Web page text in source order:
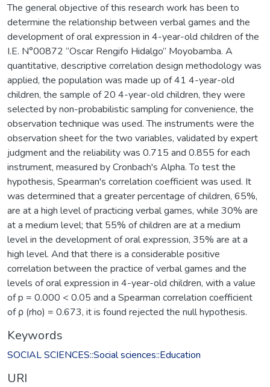
The general objective of this research work has been to
determine the relationship between verbal games and the
development of oral expression in 4-year-old children of the
I.E. N°00872 “Oscar Rengifo Hidalgo” Moyobamba. A
quantitative, descriptive correlation design methodology was
applied, the population was made up of 41 4-year-old
children, the sample of 20 4-year-old children, they were
selected by non-probabilistic sampling for convenience, the
observation technique was used. The instruments were the
observation sheet for the two variables, validated by expert
judgment and the reliability was 0.715 and 0.855 for each
instrument, measured by Cronbach's Alpha. To test the
hypothesis, Spearman's correlation coefficient was used. It
was determined that a greater percentage of children, 65%,
are at a high level of practicing verbal games, while 30% are
at a medium level; that 55% of children are at a medium
level in the development of oral expression, 35% are at a
high level. And that there is a considerable positive
correlation between the practice of verbal games and the
levels of oral expression in 4-year-old children, with a value
of p = 0.000 < 0.05 and a Spearman correlation coefficient
of ρ (rho) = 0.673, it is found rejected the null hypothesis.
Keywords
SOCIAL SCIENCES::Social sciences::Education
URI